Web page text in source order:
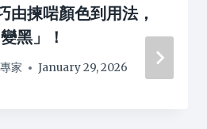
由揀啱顏色到用法，
黑」！
家 January 29, 2026